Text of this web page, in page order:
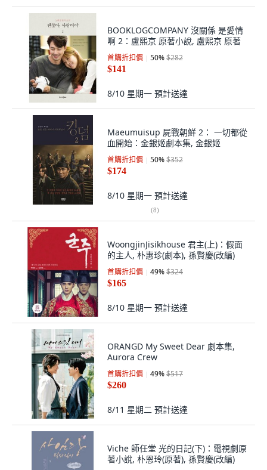
BOOKLOGCOMPANY 沒關係 是愛情
啊 2：盧熙京 原著小說, 盧熙京 原著
首購折扣價 50%$282
$141
8/10 星期一 預計送達
Maeumuisup 屍戰朝鮮 2： 一切都從
血開始：金銀姬劇本集, 金銀姬
首購折扣價 50%$352
$174
8/10 星期一 預計送達
(8)
WoongjinJisikhouse 君主(上)：假面
的主人, 朴惠珍(劇本), 孫賢慶(改編)
首購折扣價 49%$324
$165
8/10 星期一 預計送達
ORANGD My Sweet Dear 劇本集,
Aurora Crew
首購折扣價 49%$517
$260
8/11 星期二 預計送達
Viche 師任堂 光的日記(下)：電視劇原
著小說, 朴恩玲(原著), 孫賢慶(改編)